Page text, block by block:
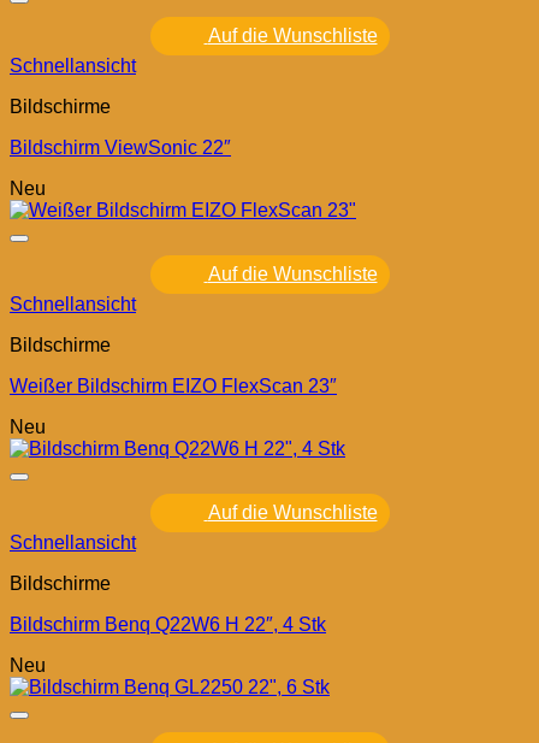
Auf die Wunschliste
Schnellansicht
Bildschirme
Bildschirm ViewSonic 22″
Neu
Auf die Wunschliste
Schnellansicht
Bildschirme
Weißer Bildschirm EIZO FlexScan 23″
Neu
Auf die Wunschliste
Schnellansicht
Bildschirme
Bildschirm Benq Q22W6 H 22″, 4 Stk
Neu